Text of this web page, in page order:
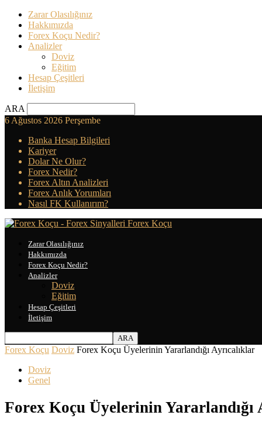
Zarar Olasılığınız
Hakkımızda
Forex Koçu Nedir?
Analizler
Doviz
Eğitim
Hesap Çeşitleri
İletişim
ARA
6 Ağustos 2026 Perşembe
Banka Hesap Bilgileri
Kariyer
Dolar Ne Olur?
Forex Nedir?
Forex Altın Analizleri
Forex Anlık Yorumları
Nasıl FK Kullanırım?
Forex Koçu
Zarar Olasılığınız
Hakkımızda
Forex Koçu Nedir?
Analizler
Doviz
Eğitim
Hesap Çeşitleri
İletişim
Forex Koçu Doviz Forex Koçu Üyelerinin Yararlandığı Ayrıcalıklar
Doviz
Genel
Forex Koçu Üyelerinin Yararlandığı